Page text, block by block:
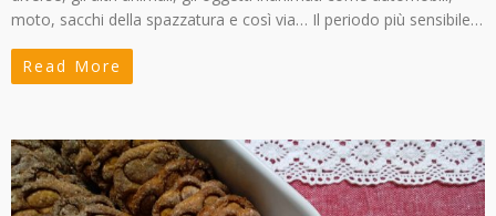
moto, sacchi della spazzatura e così via… Il periodo più sensibile…
Read More